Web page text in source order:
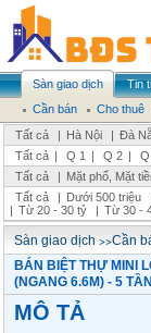
Sàn giao dịch Tin
Cần bán
Cho thuê
Tất cả
| Hà Nội | Đà
Tất cả | Q 1 | Q 2 |
Tất cả
| Mặt phố, Mặt
Tất cả
| Dưới 500 triệu
| Từ 20 - 30 tỷ | Từ 30 -
Sàn giao dịch >>Cần
BÁN BIỆT THỰ MINI
(NGANG 6.6M) - 5
MÔ TẢ